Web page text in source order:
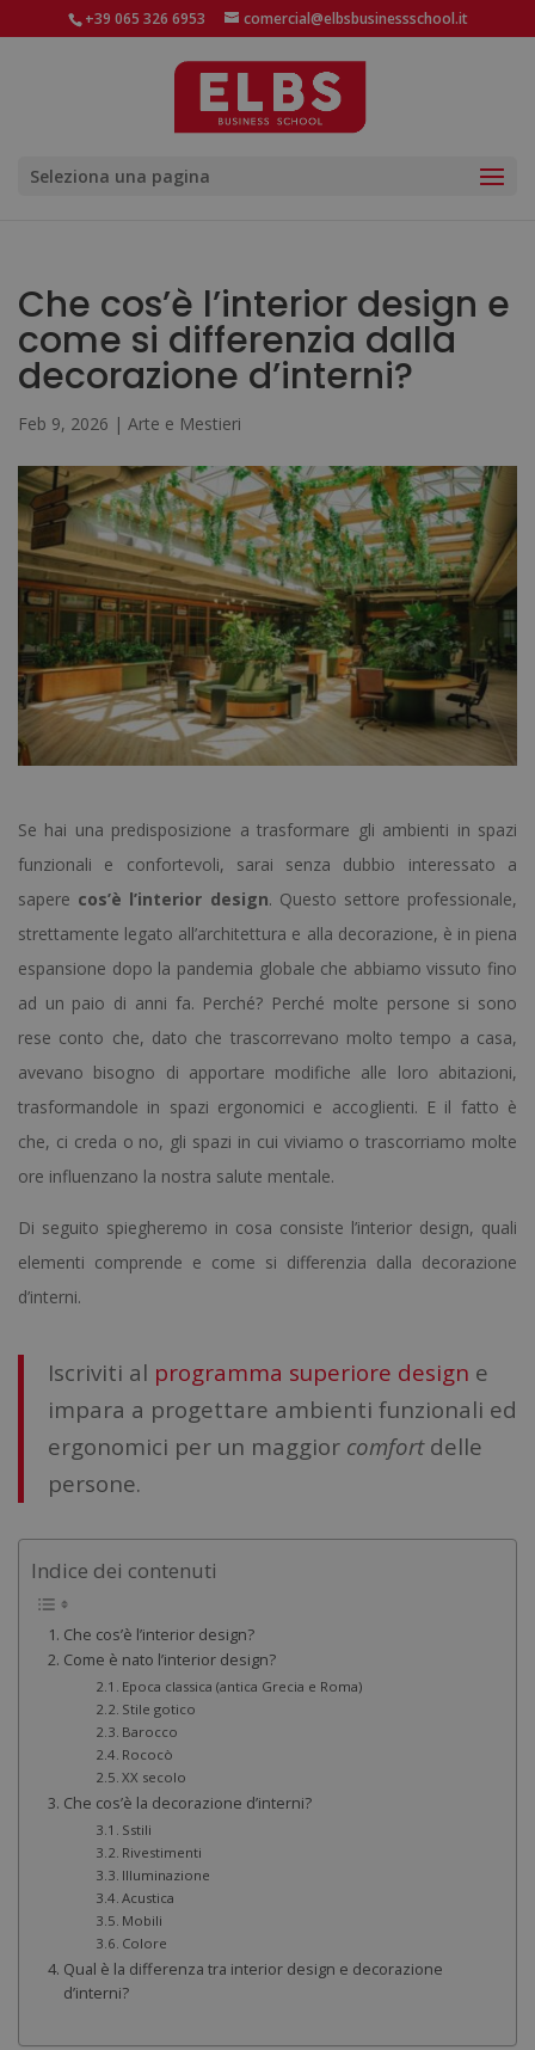
+39 065 326 6953 comercial@elbsbusinessschool.it
Seleziona una pagina
Che cos’è l’interior design e
come si differenzia dalla
decorazione d’interni?
Feb 9, 2026 | Arte e Mestieri
Se hai una predisposizione a trasformare gli ambienti in spazi
funzionali e confortevoli, sarai senza dubbio interessato a
sapere cos’è l’interior design. Questo settore professionale,
strettamente legato all’architettura e alla decorazione, è in piena
espansione dopo la pandemia globale che abbiamo vissuto fino
ad un paio di anni fa. Perché? Perché molte persone si sono
rese conto che, dato che trascorrevano molto tempo a casa,
avevano bisogno di apportare modifiche alle loro abitazioni,
trasformandole in spazi ergonomici e accoglienti. E il fatto è
che, ci creda o no, gli spazi in cui viviamo o trascorriamo molte
ore influenzano la nostra salute mentale.
Di seguito spiegheremo in cosa consiste l’interior design, quali
elementi comprende e come si differenzia dalla decorazione
d’interni.
Iscriviti al programma superiore design e
impara a progettare ambienti funzionali ed
ergonomici per un maggior comfortdelle
persone.
Indice dei contenuti
Che cos’è l’interior design?
Come è nato l’interior design?
Epoca classica (antica Grecia e Roma)
Stile gotico
Barocco
Rococò
XX secolo
Che cos’è la decorazione d’interni?
Sstili
Rivestimenti
Illuminazione
Acustica
Mobili
Colore
Qual è la differenza tra interior design e decorazione
d’interni?